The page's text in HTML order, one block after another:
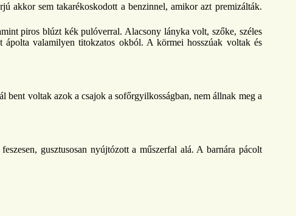
akkor sem takarékoskodott a benzinnel, amikor azt premizálták.
piros blúzt kék pulóverral. Alacsony lányka volt, szőke, széles
ápolta valamilyen titokzatos okból. A körmei hosszúak voltak és
voltak azok a csajok a sofőrgyilkosságban, nem állnak meg a
gusztusosan nyújtózott a műszerfal alá. A barnára pácolt